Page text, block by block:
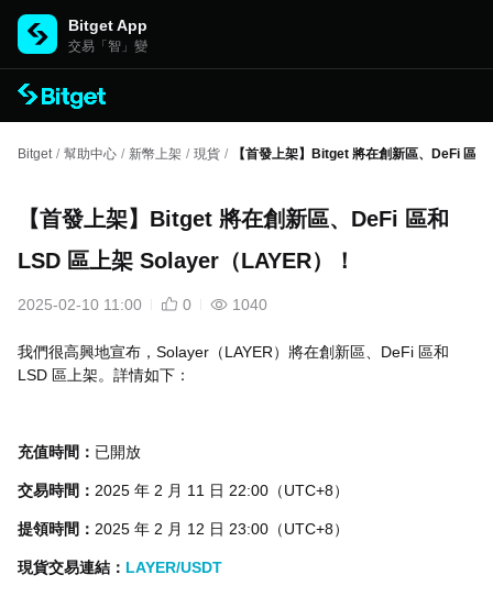
Bitget App
交易「智」變
Bitget / 幫助中心 / 新幣上架 / 現貨 / 【首發上架】Bitget 將在創新區、DeFi 區
【首發上架】Bitget 將在創新區、DeFi 區和
LSD 區上架 Solayer（LAYER）！
2025-02-10 11:00 0 1040
我們很高興地宣布，Solayer（LAYER）將在創新區、DeFi 區和
LSD 區上架。詳情如下：
充值時間： 已開放
交易時間： 2025 年 2 月 11 日 22:00（UTC+8）
提領時間： 2025 年 2 月 12 日 23:00（UTC+8）
現貨交易連結： LAYER/USDT